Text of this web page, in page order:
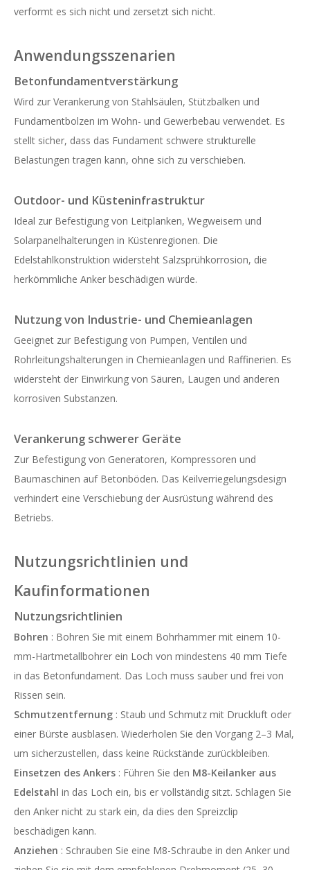
verformt es sich nicht und zersetzt sich nicht.
Anwendungsszenarien
Betonfundamentverstärkung
Wird zur Verankerung von Stahlsäulen, Stützbalken und
Fundamentbolzen im Wohn- und Gewerbebau verwendet. Es
stellt sicher, dass das Fundament schwere strukturelle
Belastungen tragen kann, ohne sich zu verschieben.
Outdoor- und Küsteninfrastruktur
Ideal zur Befestigung von Leitplanken, Wegweisern und
Solarpanelhalterungen in Küstenregionen. Die
Edelstahlkonstruktion widersteht Salzsprühkorrosion, die
herkömmliche Anker beschädigen würde.
Nutzung von Industrie- und Chemieanlagen
Geeignet zur Befestigung von Pumpen, Ventilen und
Rohrleitungshalterungen in Chemieanlagen und Raffinerien. Es
widersteht der Einwirkung von Säuren, Laugen und anderen
korrosiven Substanzen.
Verankerung schwerer Geräte
Zur Befestigung von Generatoren, Kompressoren und
Baumaschinen auf Betonböden. Das Keilverriegelungsdesign
verhindert eine Verschiebung der Ausrüstung während des
Betriebs.
Nutzungsrichtlinien und
Kaufinformationen
Nutzungsrichtlinien
Bohren : Bohren Sie mit einem Bohrhammer mit einem 10-
mm-Hartmetallbohrer ein Loch von mindestens 40 mm Tiefe
in das Betonfundament. Das Loch muss sauber und frei von
Rissen sein.
Schmutzentfernung : Staub und Schmutz mit Druckluft oder
einer Bürste ausblasen. Wiederholen Sie den Vorgang 2–3 Mal,
um sicherzustellen, dass keine Rückstände zurückbleiben.
Einsetzen des Ankers : Führen Sie den M8-Keilanker aus
Edelstahl in das Loch ein, bis er vollständig sitzt. Schlagen Sie
den Anker nicht zu stark ein, da dies den Spreizclip
beschädigen kann.
Anziehen : Schrauben Sie eine M8-Schraube in den Anker und